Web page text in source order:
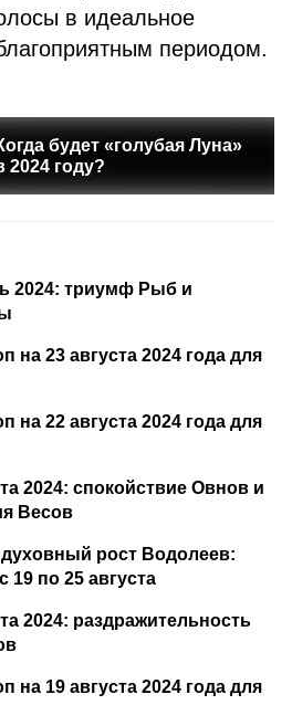
в идеальное
периодом.
будет «голубая Луна»
2024 году?
2024: триумф Рыб и
на 23 августа 2024 года для
на 22 августа 2024 года для
2024: спокойствие Овнов и
Весов
рост Водолеев:
19 по 25 августа
2024: раздражительность
на 19 августа 2024 года для